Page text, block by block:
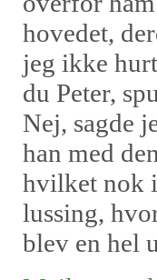
hovedet,
jeg ikke
du Peter,
Nej, sagde
han med
hvilket nok
lussing,
blev en hel